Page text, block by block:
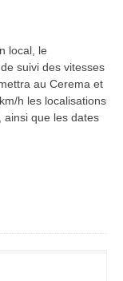
local, le
suivi des vitesses
au Cerema et
h les localisations
ainsi que les dates